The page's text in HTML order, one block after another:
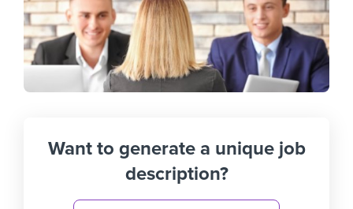
Want to generate a unique job
description?